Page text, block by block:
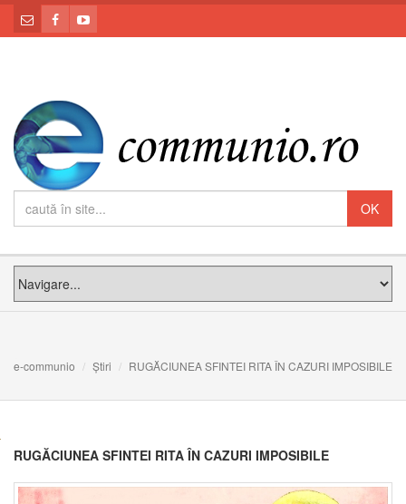
e-communio Știri RUGĂCIUNEA SFINTEI RITA ÎN CAZURI IMPOSIBILE
RUGĂCIUNEA SFINTEI RITA ÎN CAZURI IMPOSIBILE